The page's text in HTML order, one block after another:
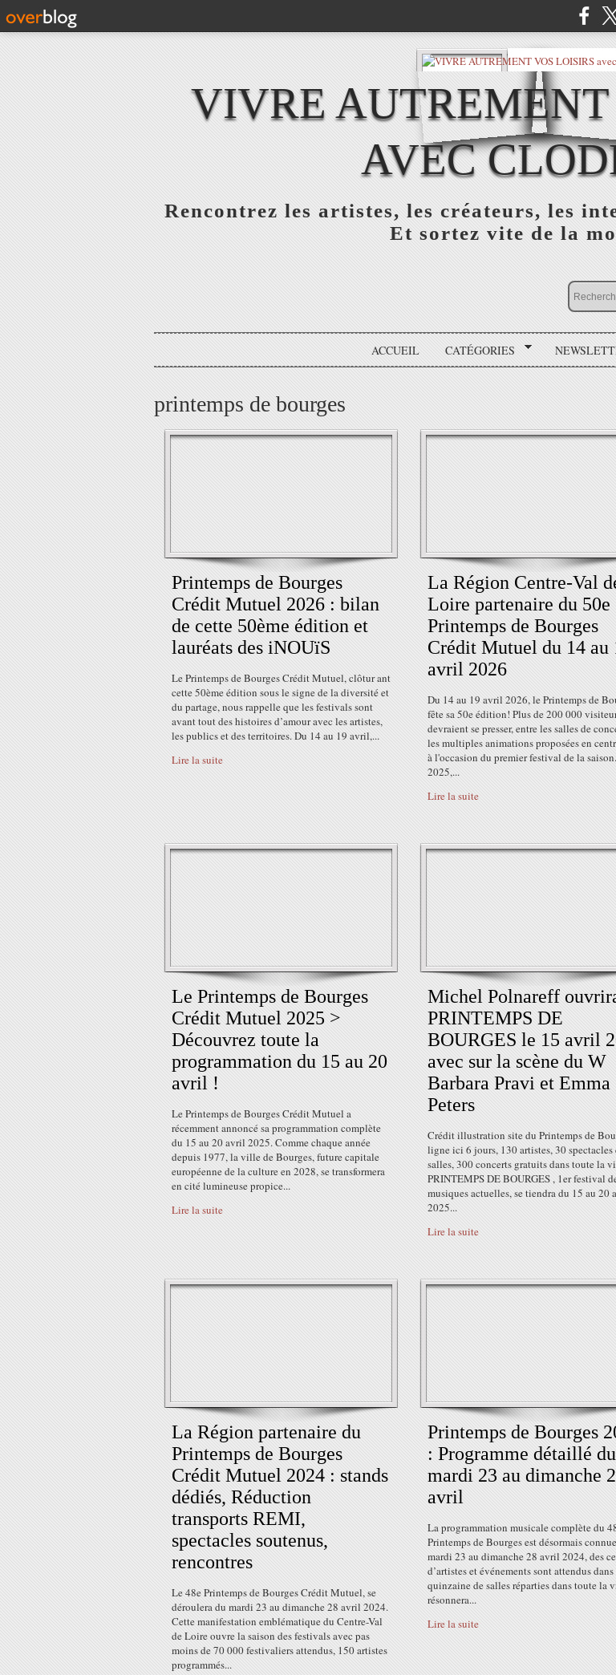
VIVRE
AVEC
Rencontrez les artistes, les créateurs, les
Et sortez vite de la
ACCUEIL CATÉGORIES
printemps de bourges
Printemps de Bourges
Crédit Mutuel 2026 : bilan
de cette 50ème édition et
lauréats des iNOUïS
Le Printemps de Bourges Crédit Mutuel, clôtur ant
cette 50ème édition sous le signe de la diversité et
du partage, nous rappelle que les festivals sont
avant tout des histoires d’amour avec les artistes,
les publics et des territoires. Du 14 au 19 avril,...
Lire la suite
La Région Centre-Val
Loire partenaire du 50e
Printemps de Bourges
Crédit Mutuel du 14 au
avril 2026
Du 14 au 19 avril 2026, le Printemps de
fête sa 50e édition! Plus de 200 000
devraient se presser, entre les salles de
les multiples animations proposées en
à l'occasion du premier festival de la
2025,...
Lire la suite
Le Printemps de Bourges
Crédit Mutuel 2025 >
Découvrez toute la
programmation du 15 au 20
avril !
Le Printemps de Bourges Crédit Mutuel a
récemment annoncé sa programmation complète
du 15 au 20 avril 2025. Comme chaque année
depuis 1977, la ville de Bourges, future capitale
européenne de la culture en 2028, se transformera
en cité lumineuse propice...
Lire la suite
Michel Polnareff
PRINTEMPS DE
BOURGES le 15 avril
avec sur la scène du W
Barbara Pravi et Emma
Peters
Crédit illustration site du Printemps de
ligne ici 6 jours, 130 artistes, 30 spectacles
salles, 300 concerts gratuits dans toute la
PRINTEMPS DE BOURGES , 1er festival
musiques actuelles, se tiendra du 15 au 20
2025...
Lire la suite
La Région partenaire du
Printemps de Bourges
Crédit Mutuel 2024 : stands
dédiés, Réduction
transports REMI,
spectacles soutenus,
rencontres
Le 48e Printemps de Bourges Crédit Mutuel, se
déroulera du mardi 23 au dimanche 28 avril 2024.
Cette manifestation emblématique du Centre-Val
de Loire ouvre la saison des festivals avec pas
moins de 70 000 festivaliers attendus, 150 artistes
programmés...
Printemps de Bourges
: Programme détaillé du
mardi 23 au dimanche
avril
La programmation musicale complète du
Printemps de Bourges est désormais
mardi 23 au dimanche 28 avril 2024, des
d’artistes et événements sont attendus
quinzaine de salles réparties dans toute la
résonnera...
Lire la suite